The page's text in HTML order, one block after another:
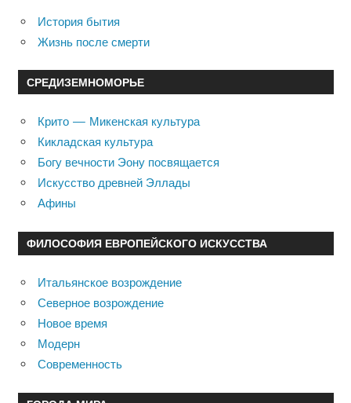
История бытия
Жизнь после смерти
СРЕДИЗЕМНОМОРЬЕ
Крито — Микенская культура
Кикладская культура
Богу вечности Эону посвящается
Искусство древней Эллады
Афины
ФИЛОСОФИЯ ЕВРОПЕЙСКОГО ИСКУССТВА
Итальянское возрождение
Северное возрождение
Новое время
Модерн
Современность